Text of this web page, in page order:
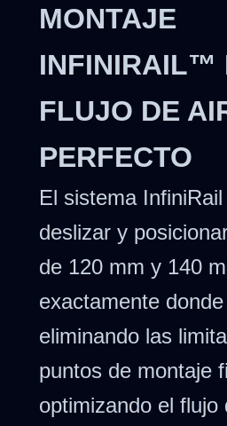
MONTAJE
INFINIRAIL™
FLUJO DE
PERFECTO
El sistema
deslizar y
de 120 mm y 140
exactamente
eliminando las
puntos de montaje
optimizando el flujo